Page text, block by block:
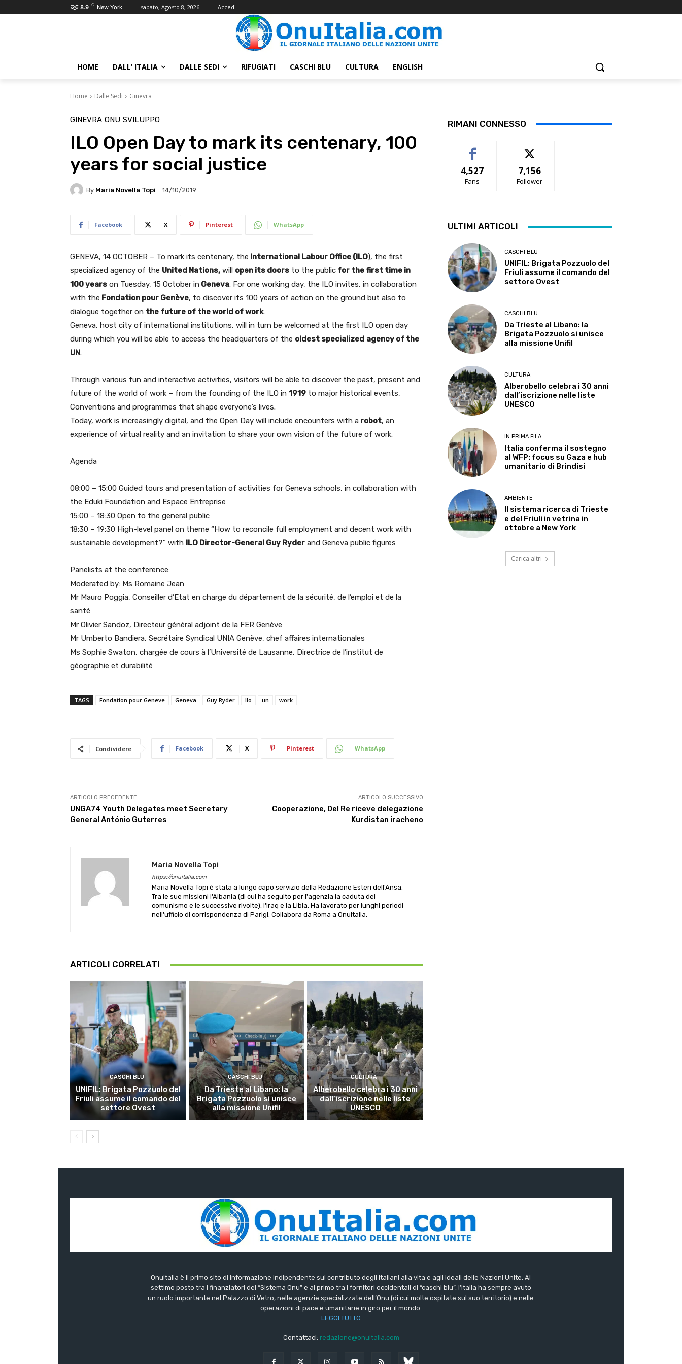
8.9 C New York sabato, Agosto 8, 2026 Accedi
HOME DALL’ ITALIA DALLE SEDI RIFUGIATI CASCHI BLU CULTURA ENGLISH
Home Dalle Sedi Ginevra
GINEVRA ONU SVILUPPO
ILO Open Day to mark its centenary, 100
years for social justice
By Maria Novella Topi 14/10/2019
Facebook X Pinterest WhatsApp
GENEVA, 14 OCTOBER – To mark its centenary, the International Labour Office (ILO), the first
specialized agency of the United Nations, will open its doors to the public for the first time in
100 years on Tuesday, 15 October in Geneva. For one working day, the ILO invites, in collaboration
with the Fondation pour Genève, to discover its 100 years of action on the ground but also to
dialogue together on the future of the world of work.
Geneva, host city of international institutions, will in turn be welcomed at the first ILO open day
during which you will be able to access the headquarters of the oldest specialized agency of the
UN.
Through various fun and interactive activities, visitors will be able to discover the past, present and
future of the world of work – from the founding of the ILO in 1919 to major historical events,
Conventions and programmes that shape everyone’s lives.
Today, work is increasingly digital, and the Open Day will include encounters with a robot, an
experience of virtual reality and an invitation to share your own vision of the future of work.
Agenda
08:00 – 15:00 Guided tours and presentation of activities for Geneva schools, in collaboration with
the Eduki Foundation and Espace Entreprise
15:00 – 18:30 Open to the general public
18:30 – 19:30 High-level panel on theme “How to reconcile full employment and decent work with
sustainable development?” with ILO Director-General Guy Ryder and Geneva public figures
Panelists at the conference:
Moderated by: Ms Romaine Jean
Mr Mauro Poggia, Conseiller d’Etat en charge du département de la sécurité, de l’emploi et de la
santé
Mr Olivier Sandoz, Directeur général adjoint de la FER Genève
Mr Umberto Bandiera, Secrétaire Syndical UNIA Genève, chef affaires internationales
Ms Sophie Swaton, chargée de cours à l’Université de Lausanne, Directrice de l’institut de
géographie et durabilité
TAGS Fondation pour Geneve Geneva Guy Ryder Ilo un work
Condividere Facebook X Pinterest WhatsApp
ARTICOLO PRECEDENTE
UNGA74 Youth Delegates meet Secretary
General António Guterres
ARTICOLO SUCCESSIVO
Cooperazione, Del Re riceve delegazione
Kurdistan iracheno
Maria Novella Topi
https://onuitalia.com
Maria Novella Topi è stata a lungo capo servizio della Redazione Esteri dell'Ansa.
Tra le sue missioni l'Albania (di cui ha seguito per l'agenzia la caduta del
comunismo e le successive rivolte), l'Iraq e la Libia. Ha lavorato per lunghi periodi
nell'ufficio di corrispondenza di Parigi. Collabora da Roma a OnuItalia.
ARTICOLI CORRELATI
CASCHI BLU
UNIFIL: Brigata Pozzuolo del
Friuli assume il comando del
settore Ovest
CASCHI BLU
Da Trieste al Libano: la
Brigata Pozzuolo si unisce
alla missione Unifil
CULTURA
Alberobello celebra i 30 anni
dall’iscrizione nelle liste
UNESCO
RIMANI CONNESSO
4,527
Fans
7,156
Follower
ULTIMI ARTICOLI
CASCHI BLU
UNIFIL: Brigata Pozzuolo del
Friuli assume il comando del
settore Ovest
CASCHI BLU
Da Trieste al Libano: la
Brigata Pozzuolo si unisce
alla missione Unifil
CULTURA
Alberobello celebra i 30 anni
dall’iscrizione nelle liste
UNESCO
IN PRIMA FILA
Italia conferma il sostegno
al WFP: focus su Gaza e hub
umanitario di Brindisi
AMBIENTE
Il sistema ricerca di Trieste
e del Friuli in vetrina in
ottobre a New York
Carica altri
OnuItalia è il primo sito di informazione indipendente sul contributo degli italiani alla vita e agli ideali delle Nazioni Unite. Al
settimo posto tra i finanziatori del “Sistema Onu” e al primo tra i fornitori occidentali di “caschi blu”, l’Italia ha sempre avuto
un ruolo importante nel Palazzo di Vetro, nelle agenzie specializzate dell’Onu (di cui molte ospitate sul suo territorio) e nelle
operazioni di pace e umanitarie in giro per il mondo.
LEGGI TUTTO
Contattaci: redazione@onuitalia.com